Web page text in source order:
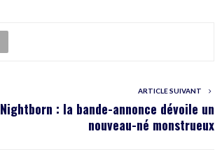
ARTICLE SUIVANT
Nightborn : la bande-annonce dévoile un
nouveau-né monstrueux